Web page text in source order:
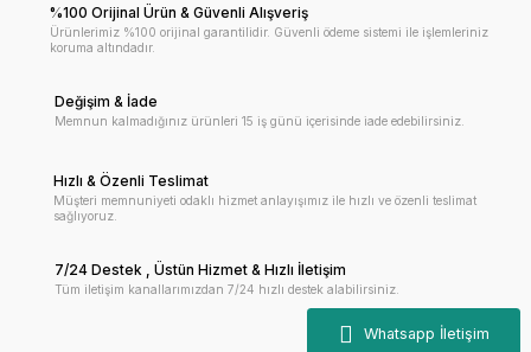
%100 Orijinal Ürün & Güvenli Alışveriş
Ürünlerimiz %100 orijinal garantilidir. Güvenli ödeme sistemi ile işlemleriniz
koruma altındadır.
Değişim & İade
Memnun kalmadığınız ürünleri 15 iş günü içerisinde iade edebilirsiniz.
Hızlı & Özenli Teslimat
Müşteri memnuniyeti odaklı hizmet anlayışımız ile hızlı ve özenli teslimat
sağlıyoruz.
7/24 Destek , Üstün Hizmet & Hızlı İletişim
Tüm iletişim kanallarımızdan 7/24 hızlı destek alabilirsiniz.